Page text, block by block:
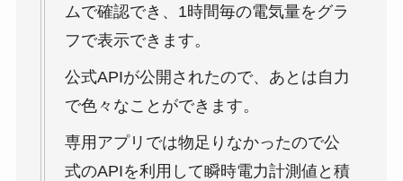
ムで確認でき、1時間毎の電気量をグラ
フで表示できます。
公式APIが公開されたので、あとは自力
で色々なことができます。
専用アプリでは物足りなかったので公
式のAPIを利用して瞬時電力計測値と積